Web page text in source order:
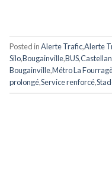
Posted inAlerte Trafic,Alerte
Silo,Bougainville,BUS,
Bougainville,Métro La
prolongé,Service renforcé,